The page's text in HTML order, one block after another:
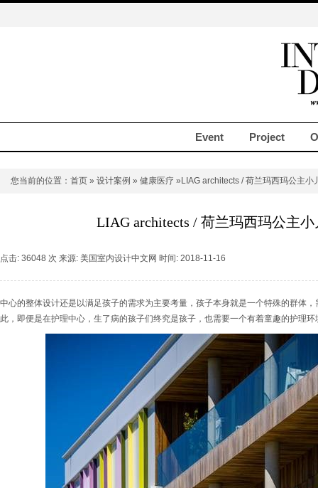
Event Project
您当前的位置： 首页 » 设计案例 » 健康医疗 »LIAG architects / 荷兰玛西玛公主小
LIAG architects / 荷兰玛西玛公主
点击: 36048 次 来源: 美国室内设计中文网 时间: 2018-11-16
中心的整体设计还是以满足孩子的需求为主要考量，孩子本身就是一个特殊的群体
此，即便是在护理中心，生了病的孩子们终究是孩子，也需要一个有着童趣的护理环